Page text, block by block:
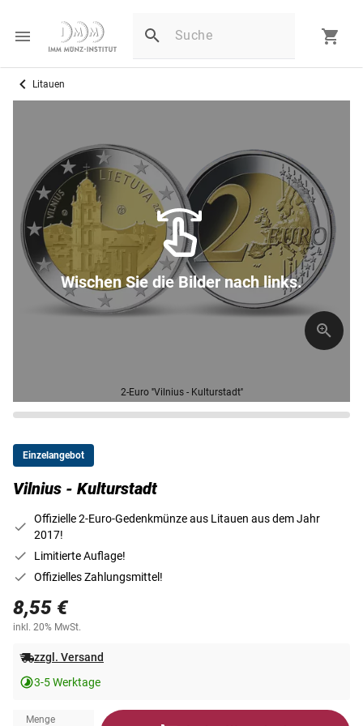
Litauen
2-Euro ''Vilnius - Kulturstadt''
Wischen Sie die Bilder nach links.
Einzelangebot
Vilnius - Kulturstadt
Offizielle 2-Euro-Gedenkmünze aus Litauen aus dem Jahr
2017!
Limitierte Auflage!
Offizielles Zahlungsmittel!
8,55 €
inkl. 20% MwSt.
zzgl. Versand
3-5 Werktage
Menge